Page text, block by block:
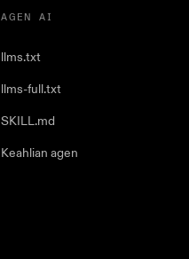
AGEN AI
llms.txt
llms-full.txt
SKILL.md
Keahlian agen